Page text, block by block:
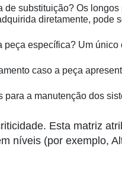
de substituição? Os
diretamente,
específica? Um
caso a peça
para a manutenção dos
Esta matriz
níveis (por exemplo,